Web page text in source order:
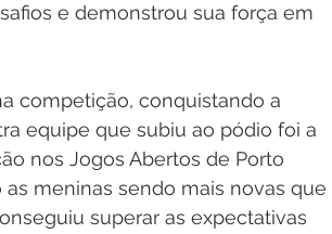
e demonstrou sua força em
competição, conquistando a
equipe que subiu ao pódio foi a
nos Jogos Abertos de Porto
meninas sendo mais novas que
superar as expectativas